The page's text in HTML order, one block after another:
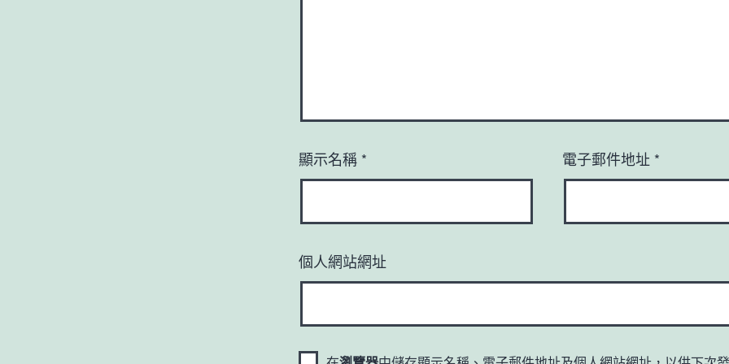
顯示名稱 * 電子郵件地址 *
個人網站網址